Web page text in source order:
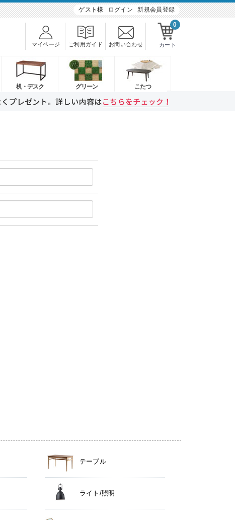
ゲスト様 ログイン 新規会員登録
0
カート
お問い合わせ
ご利用ガイド
マイページ
机・デスク グリーン こたつ
テーブル
ライト/照明